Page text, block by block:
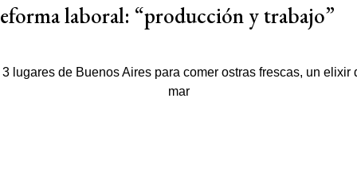
laboral: “producción y trabajo”